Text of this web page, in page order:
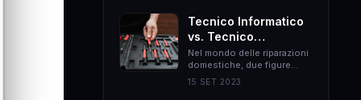
muoversi per non spendere
il doppio.
Tecnico Informatico
vs. Tecnico
Elettrodomestici:
Differenze Chiave
nel Mondo delle
Nel mondo delle riparazioni
domestiche, due figure
professionali emergono
15 SET 2023